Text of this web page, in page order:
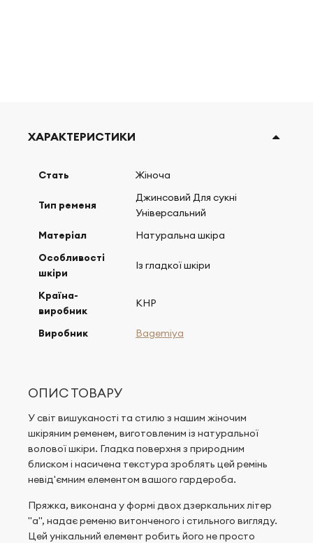
ХАРАКТЕРИСТИКИ
Стать Жіноча
Тип ременя
Джинсовий Для сукні
Універсальний
Матеріал
Натуральна шкіра
Особливості
шкіри
Із гладкої шкіри
Країна-
виробник
КНР
Виробник Bagemiya
ОПИС ТОВАРУ
У світ вишуканості та стилю з нашим жіночим
шкіряним ременем, виготовленим із натуральної
волової шкіри. Гладка поверхня з природним
блиском і насичена текстура зроблять цей ремінь
невід'ємним елементом вашого гардероба.
Пряжка, виконана у формі двох дзеркальних літер
"a", надає ременю витонченого і стильного вигляду.
Цей унікальний елемент робить його не просто